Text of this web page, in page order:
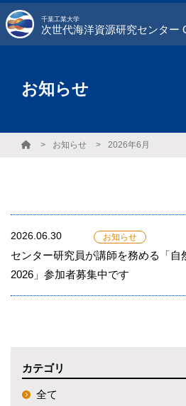
千葉工業大学
次世代海洋資源研究センター
お知らせ
お知らせ 2026年6月
2026.06.30 お知らせ
センター研究員が講師を務める「自
2026」参加者募集中です
カテゴリ
全て